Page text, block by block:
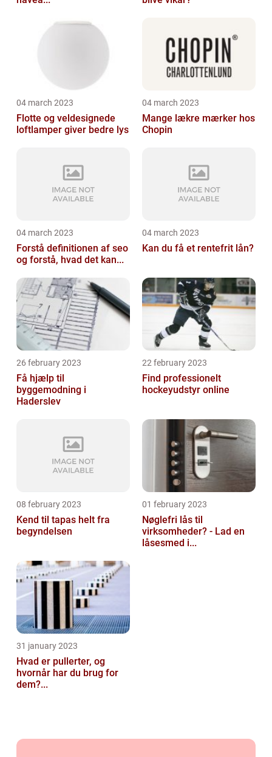
04 march 2023
Flotte og veldesignede
loftlamper giver bedre lys
04 march 2023
Mange lækre mærker hos
Chopin
04 march 2023
Forstå definitionen af seo
og forstå, hvad det kan...
04 march 2023
Kan du få et rentefrit lån?
26 february 2023
Få hjælp til
byggemodning i
Haderslev
22 february 2023
Find professionelt
hockeyudstyr online
08 february 2023
Kend til tapas helt fra
begyndelsen
01 february 2023
Nøglefri lås til
virksomheder? - Lad en
låsesmed i...
31 january 2023
Hvad er pullerter, og
hvornår har du brug for
dem?...